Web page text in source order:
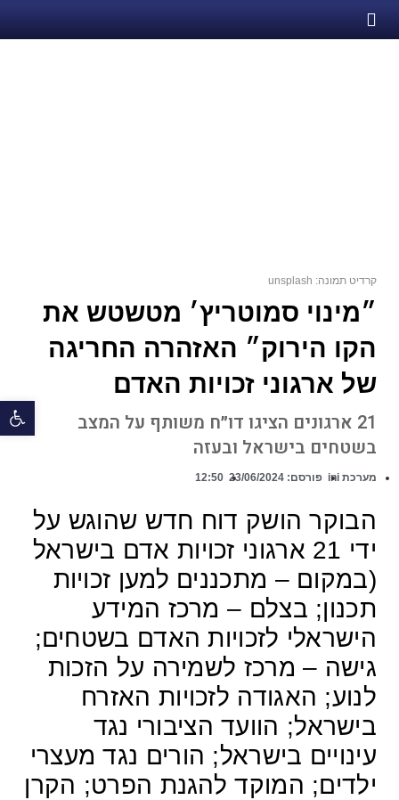
קרדיט תמונה: unsplash
״מינוי סמוטריץ׳ מטשטש את
הקו הירוק״ האזהרה החריגה
של ארגוני זכויות האדם
21 ארגונים הציגו דו״ח משותף על המצב
בשטחים בישראל ובעזה
מערכת ini פורסם: 12:50
הבוקר הושק דוח חדש שהוגש על
ידי 21 ארגוני זכויות אדם בישראל
(במקום – מתכננים למען זכויות
תכנון; בצלם – מרכז המידע
הישראלי לזכויות האדם בשטחים;
גישה – מרכז לשמירה על הזכות
לנוע; האגודה לזכויות האזרח
בישראל; הוועד הציבורי נגד
עינויים בישראל; הורים נגד מעצרי
ילדים; המוקד להגנת הפרט; הקרן